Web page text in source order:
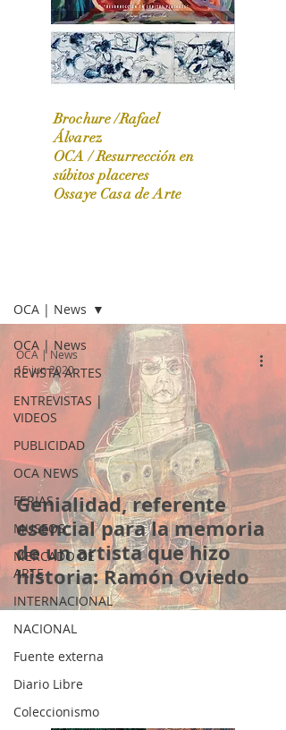
OCA|News 31 / Marzo-Abril / 2024
Brochure /Rafael
Álvarez
OCA /Resurrección en
súbitos placeres
Ossaye Casa de Arte
OCA | News
REVISTA ARTES
ENTREVISTAS |
VIDEOS
PUBLICIDAD
OCA NEWS
FERIAS
MUSEOS
MERCADO DE
ARTE
INTERNACIONAL
NACIONAL
Fuente externa
Diario Libre
Coleccionismo
OCA | News
Genialidad, referente
esencial para la memoria
de un artista que hizo
historia: Ramón Oviedo
OCA | News
15 jun 2020